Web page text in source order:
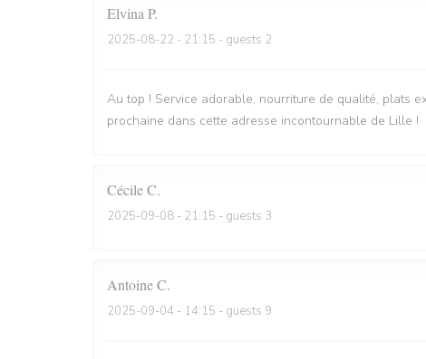
Elvina P
2025-08-22 - 21:15 - guests 2
Au top ! Service adorable, nourriture de qualité, plats
prochaine dans cette adresse incontournable de Lille !
CécileC
2025-09-08 - 21:15 - guests 3
AntoineC
2025-09-04 - 14:15 - guests 9